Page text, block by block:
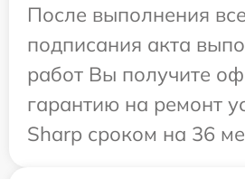
После выполнения
подписания акта
работ Вы получите
гарантию на ремонт
Sharp сроком на 36